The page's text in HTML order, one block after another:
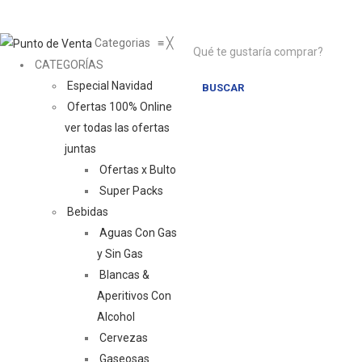
Categorias ≡╳
CATEGORÍAS
Especial Navidad
Ofertas 100% Online
ver todas las ofertas
juntas
Ofertas x Bulto
Super Packs
Bebidas
Aguas Con Gas
y Sin Gas
Blancas &
Aperitivos Con
Alcohol
Cervezas
Gaseosas
BUSCAR